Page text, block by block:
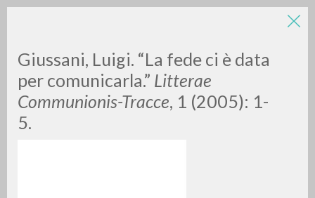
Giussani, Luigi. “La fede ci è data
per comunicarla.” Litterae
Communionis-Tracce, 1 (2005): 1-
5.